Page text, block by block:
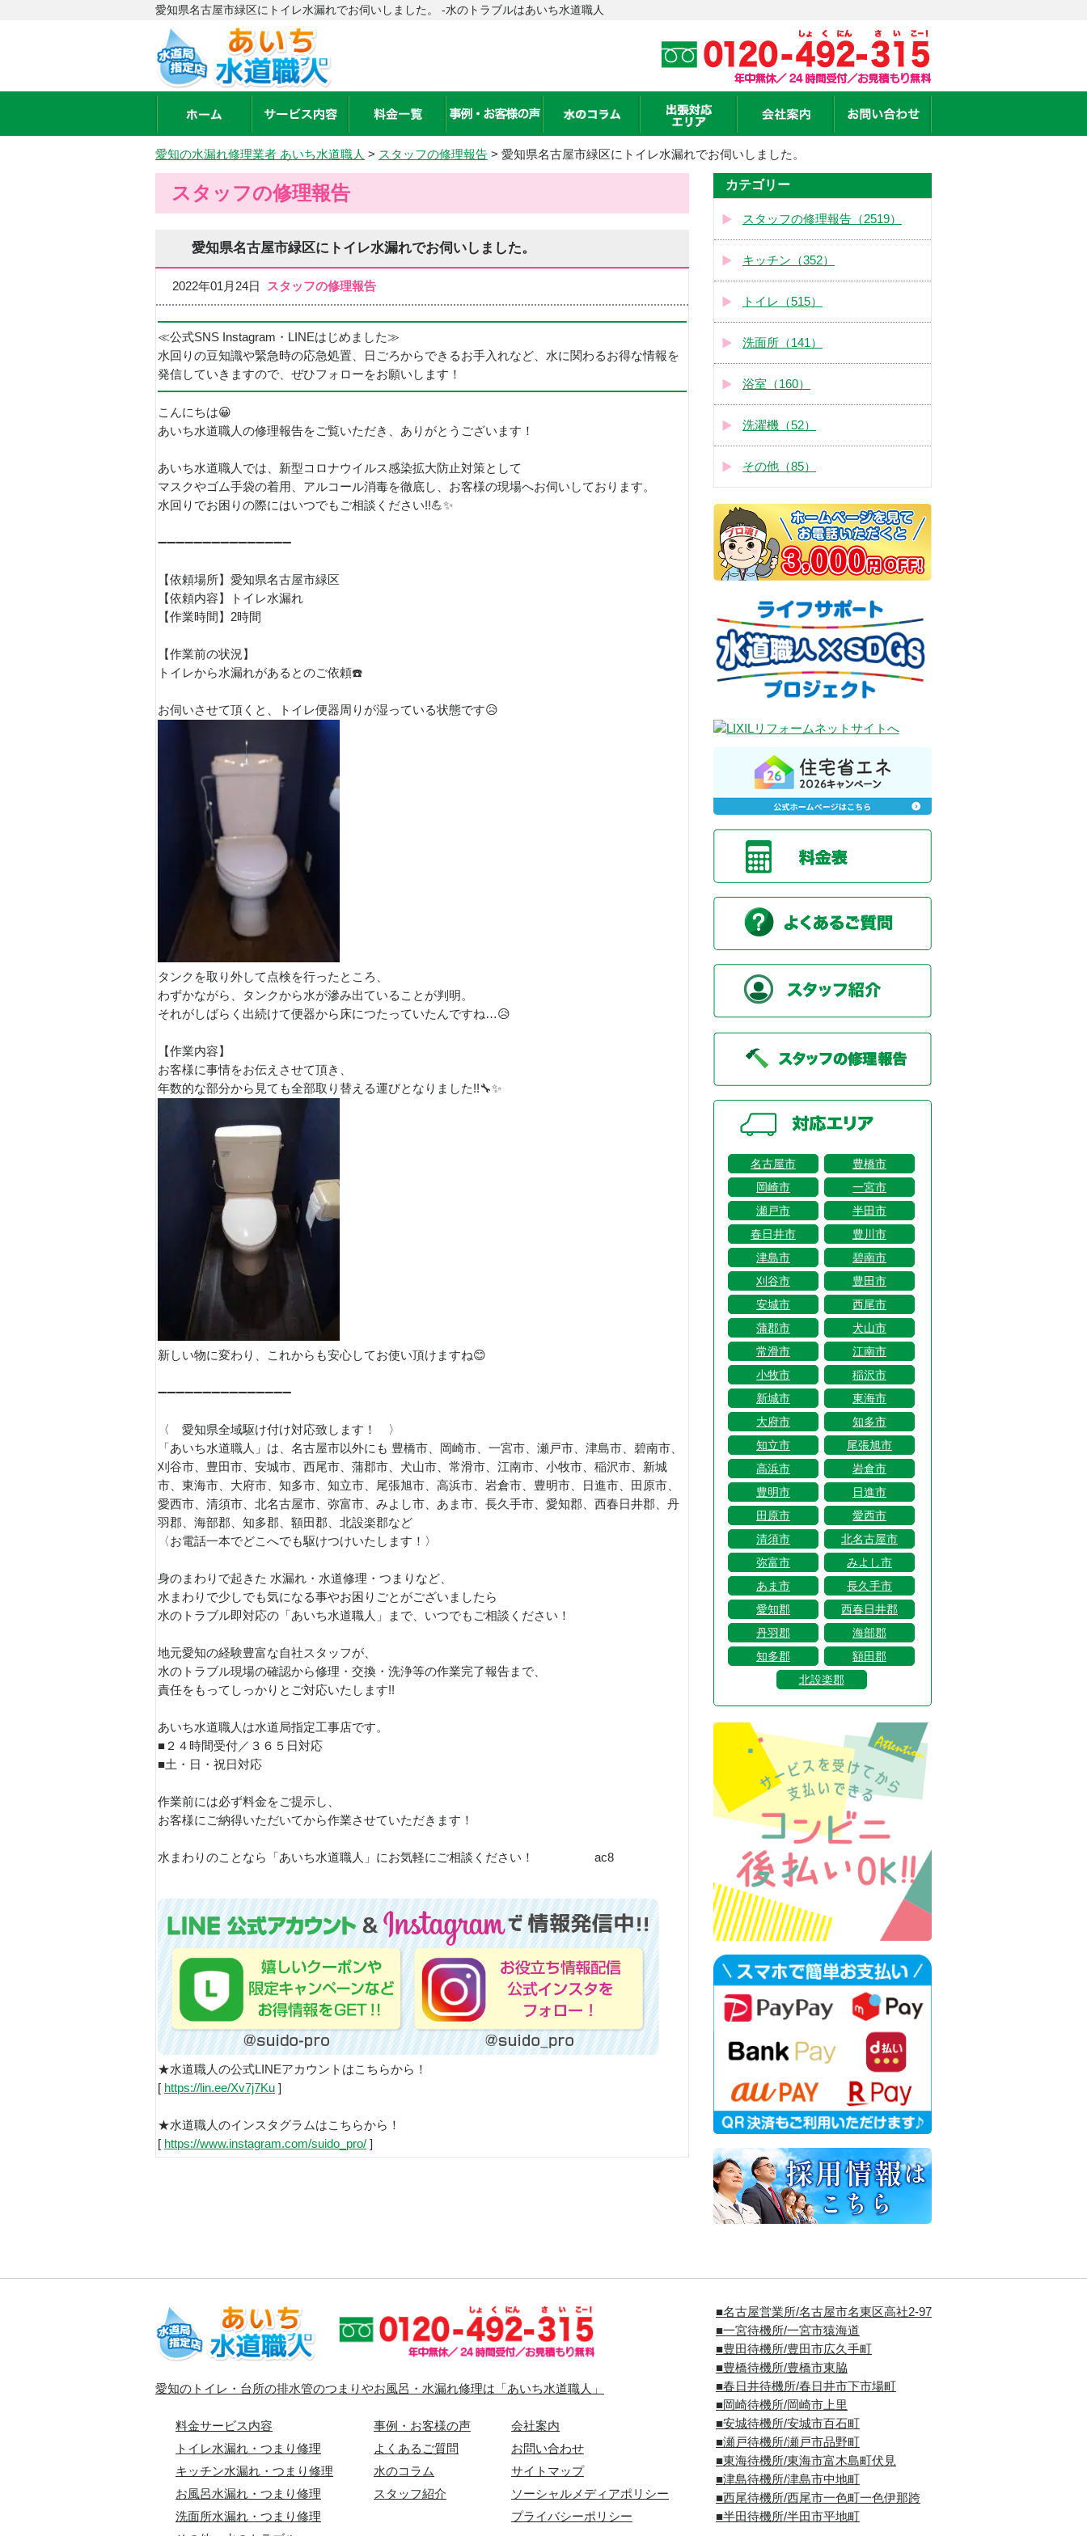
愛知県名古屋市緑区にトイレ水漏れでお伺いしました。 -水のトラブルはあいち水道職人
愛知の水漏れ修理業者 あいち水道職人 > スタッフの修理報告 > 愛知県名古屋市緑区にトイレ水漏れでお伺いしました。
スタッフの修理報告
愛知県名古屋市緑区にトイレ水漏れでお伺いしました。
2022年01月24日 スタッフの修理報告
≪公式SNS Instagram・LINEはじめました≫
水回りの豆知識や緊急時の応急処置、日ごろからできるお手入れなど、水に関わるお得な情報を
発信していきますので、ぜひフォローをお願いします！
こんにちは😀
あいち水道職人の修理報告をご覧いただき、ありがとうございます！
あいち水道職人では、新型コロナウイルス感染拡大防止対策として
マスクやゴム手袋の着用、アルコール消毒を徹底し、お客様の現場へお伺いしております。
水回りでお困りの際にはいつでもご相談ください!!💪✨
➖➖➖➖➖➖➖➖➖➖➖➖➖➖➖
【依頼場所】愛知県名古屋市緑区
【依頼内容】トイレ水漏れ
【作業時間】2時間
【作業前の状況】
トイレから水漏れがあるとのご依頼☎️
お伺いさせて頂くと、トイレ便器周りが湿っている状態です😥
タンクを取り外して点検を行ったところ、
わずかながら、タンクから水が滲み出ていることが判明。
それがしばらく出続けて便器から床につたっていたんですね…😥
【作業内容】
お客様に事情をお伝えさせて頂き、
年数的な部分から見ても全部取り替える運びとなりました!!🔧✨
新しい物に変わり、これからも安心してお使い頂けますね😊
➖➖➖➖➖➖➖➖➖➖➖➖➖➖➖
〈 愛知県全域駆け付け対応致します！ 〉
「あいち水道職人」は、名古屋市以外にも 豊橋市、岡崎市、一宮市、瀬戸市、津島市、碧南市、
刈谷市、豊田市、安城市、西尾市、蒲郡市、犬山市、常滑市、江南市、小牧市、稲沢市、新城
市、東海市、大府市、知多市、知立市、尾張旭市、高浜市、岩倉市、豊明市、日進市、田原市、
愛西市、清須市、北名古屋市、弥富市、みよし市、あま市、長久手市、愛知郡、西春日井郡、丹
羽郡、海部郡、知多郡、額田郡、北設楽郡など
〈お電話一本でどこへでも駆けつけいたします！〉
身のまわりで起きた 水漏れ・水道修理・つまりなど、
水まわりで少しでも気になる事やお困りごとがございましたら
水のトラブル即対応の「あいち水道職人」まで、いつでもご相談ください！
地元愛知の経験豊富な自社スタッフが、
水のトラブル現場の確認から修理・交換・洗浄等の作業完了報告まで、
責任をもってしっかりとご対応いたします!!
あいち水道職人は水道局指定工事店です。
■２４時間受付／３６５日対応
■土・日・祝日対応
作業前には必ず料金をご提示し、
お客様にご納得いただいてから作業させていただきます！
水まわりのことなら「あいち水道職人」にお気軽にご相談ください！ ac8
★水道職人の公式LINEアカウントはこちらから！
[ https://lin.ee/Xv7j7Ku ]
★水道職人のインスタグラムはこちらから！
[ https://www.instagram.com/suido_pro/ ]
カテゴリー
スタッフの修理報告（2519）
キッチン（352）
トイレ（515）
洗面所（141）
浴室（160）
洗濯機（52）
その他（85）
名古屋市
豊橋市
岡崎市
一宮市
瀬戸市
半田市
春日井市
豊川市
津島市
碧南市
刈谷市
豊田市
安城市
西尾市
蒲郡市
犬山市
常滑市
江南市
小牧市
稲沢市
新城市
東海市
大府市
知多市
知立市
尾張旭市
高浜市
岩倉市
豊明市
日進市
田原市
愛西市
清須市
北名古屋市
弥富市
みよし市
あま市
長久手市
愛知郡
西春日井郡
丹羽郡
海部郡
知多郡
額田郡
北設楽郡
愛知のトイレ・台所の排水管のつまりやお風呂・水漏れ修理は「あいち水道職人」
料金サービス内容
トイレ水漏れ・つまり修理
キッチン水漏れ・つまり修理
お風呂水漏れ・つまり修理
洗面所水漏れ・つまり修理
事例・お客様の声
よくあるご質問
水のコラム
スタッフ紹介
会社案内
お問い合わせ
サイトマップ
ソーシャルメディアポリシー
プライバシーポリシー
■名古屋営業所/名古屋市名東区高社2-97
■一宮待機所/一宮市猿海道
■豊田待機所/豊田市広久手町
■豊橋待機所/豊橋市東脇
■春日井待機所/春日井市下市場町
■岡崎待機所/岡崎市上里
■安城待機所/安城市百石町
■瀬戸待機所/瀬戸市品野町
■東海待機所/東海市富木島町伏見
■津島待機所/津島市中地町
■西尾待機所/西尾市一色町一色伊那跨
■半田待機所/半田市平地町